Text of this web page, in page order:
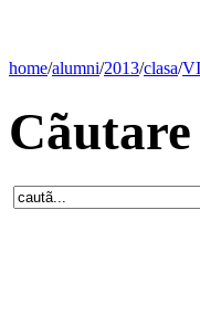
home/alumni/2013/clasa/
Cãutare